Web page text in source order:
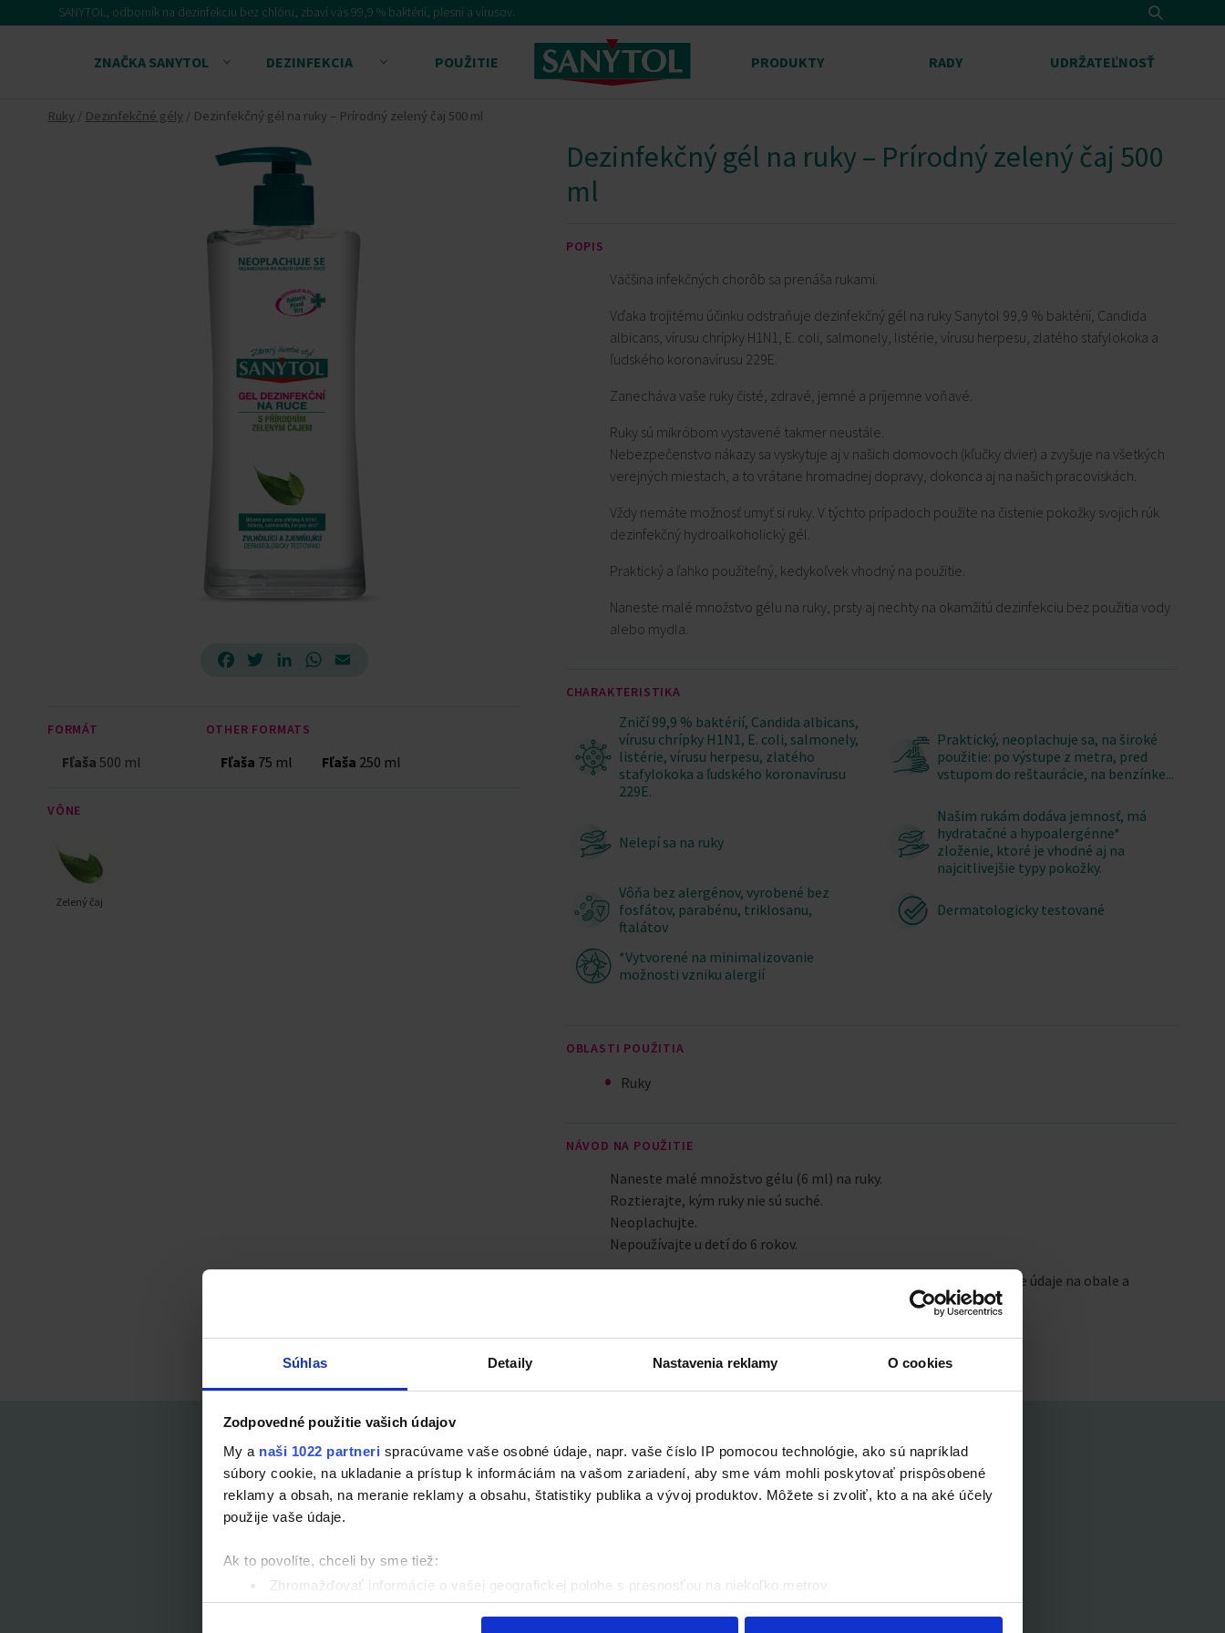
Súhlas Detaily Nastavenia reklamy O cookies
Zodpovedné použitie vašich údajov
My a naši 1022 partneri spracúvame vaše osobné údaje, napr. vaše číslo IP pomocou technológie, ako sú napríklad
súbory cookie, na ukladanie a prístup k informáciám na vašom zariadení, aby sme vám mohli poskytovať prispôsobené
reklamy a obsah, na meranie reklamy a obsahu, štatistiky publika a vývoj produktov. Môžete si zvoliť, kto a na aké účely
použije vaše údaje.
Ak to povolíte, chceli by sme tiež:
Zhromažďovať informácie o vašej geografickej polohe s presnosťou na niekoľko metrov
Identifikovať vaše zariadenie aktívnym skenovaním konkrétnych charakteristík (odtlačky prstov).
SANYTOL, odborník na dezinfekciu bez chlóru, zbaví vás 99,9 % baktérií, plesní a vírusov.
ZNAČKA SANYTOL DEZINFEKCIA POUŽITIE PRODUKTY RADY UDRŽATEĽNOSŤ
Ruky / Dezinfekčné gély / Dezinfekčný gél na ruky – Prírodný zelený čaj 500 ml
Dezinfekčný gél na ruky – Prírodný zelený čaj 500
ml
POPIS
Väčšina infekčných chorôb sa prenáša rukami.
Vďaka trojitému účinku odstraňuje dezinfekčný gél na ruky Sanytol 99,9 % baktérií, Candida
albicans, vírusu chrípky H1N1, E. coli, salmonely, listérie, vírusu herpesu, zlatého stafylokoka a
ľudského koronavírusu 229E.
Zanecháva vaše ruky čisté, zdravé, jemné a príjemne voňavé.
Ruky sú mikróbom vystavené takmer neustále.
Nebezpečenstvo nákazy sa vyskytuje aj v našich domovoch (kľučky dvier) a zvyšuje na všetkých
verejných miestach, a to vrátane hromadnej dopravy, dokonca aj na našich pracoviskách.
Vždy nemáte možnosť umyť si ruky. V týchto prípadoch použite na čistenie pokožky svojich rúk
dezinfekčný hydroalkoholický gél.
Praktický a ľahko použiteľný, kedykoľvek vhodný na použitie.
Naneste malé množstvo gélu na ruky, prsty aj nechty na okamžitú dezinfekciu bez použitia vody
alebo mydla.
CHARAKTERISTIKA
Zničí 99,9 % baktérií, Candida albicans,
vírusu chrípky H1N1, E. coli, salmonely,
listérie, vírusu herpesu, zlatého
stafylokoka a ľudského koronavírusu
229E.
Praktický, neoplachuje sa, na široké
použitie: po výstupe z metra, pred
vstupom do reštaurácie, na benzínke...
Nelepí sa na ruky
Našim rukám dodáva jemnosť, má
hydratačné a hypoalergénne*
zloženie, ktoré je vhodné aj na
najcitlivejšie typy pokožky.
Vôňa bez alergénov, vyrobené bez
fosfátov, parabénu, triklosanu,
ftalátov
Dermatologicky testované
*Vytvorené na minimalizovanie
možnosti vzniku alergií
OBLASTI POUŽITIA
Ruky
NÁVOD NA POUŽITIE
Naneste malé množstvo gélu (6 ml) na ruky.
Roztierajte, kým ruky nie sú suché.
Neoplachujte.
Nepoužívajte u detí do 6 rokov.
Biocídny prípravok používajte bezpečne. Pred použitím si prečítajte údaje na obale a
FacebookTwitterLinkedInWhatsApp
FORMÁT
Fľaša 500 ml
OTHER FORMATS
Fľaša 75 ml Fľaša 250 ml
VÔNE
Zelený čaj
Tento produktúčinne odstraňuje
Výrobky SANYTOL sa testujú v mikrobiologickom laboratóriu a spĺňajú AFNOR a európske normy pre